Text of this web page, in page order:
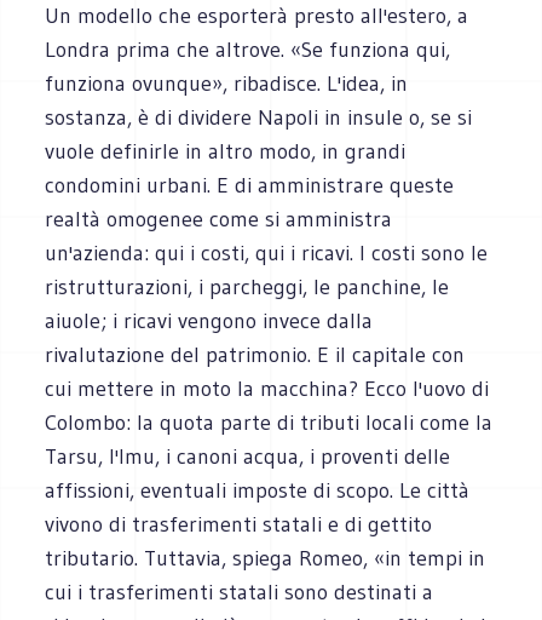
Un modello che esporterà presto all'estero, a
Londra prima che altrove. «Se funziona qui,
funziona ovunque», ribadisce. L'idea, in
sostanza, è di dividere Napoli in insule o, se si
vuole definirle in altro modo, in grandi
condomini urbani. E di amministrare queste
realtà omogenee come si amministra
un'azienda: qui i costi, qui i ricavi. I costi sono le
ristrutturazioni, i parcheggi, le panchine, le
aiuole; i ricavi vengono invece dalla
rivalutazione del patrimonio. E il capitale con
cui mettere in moto la macchina? Ecco l'uovo di
Colombo: la quota parte di tributi locali come la
Tarsu, l'Imu, i canoni acqua, i proventi delle
affissioni, eventuali imposte di scopo. Le città
vivono di trasferimenti statali e di gettito
tributario. Tuttavia, spiega Romeo, «in tempi in
cui i trasferimenti statali sono destinati a